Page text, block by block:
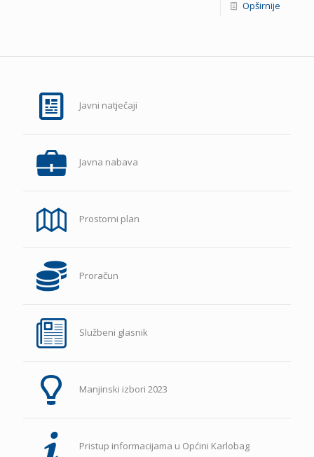
Opširnije
Javni natječaji
Javna nabava
Prostorni plan
Proračun
Službeni glasnik
Manjinski izbori 2023
Pristup informacijama u Općini Karlobag